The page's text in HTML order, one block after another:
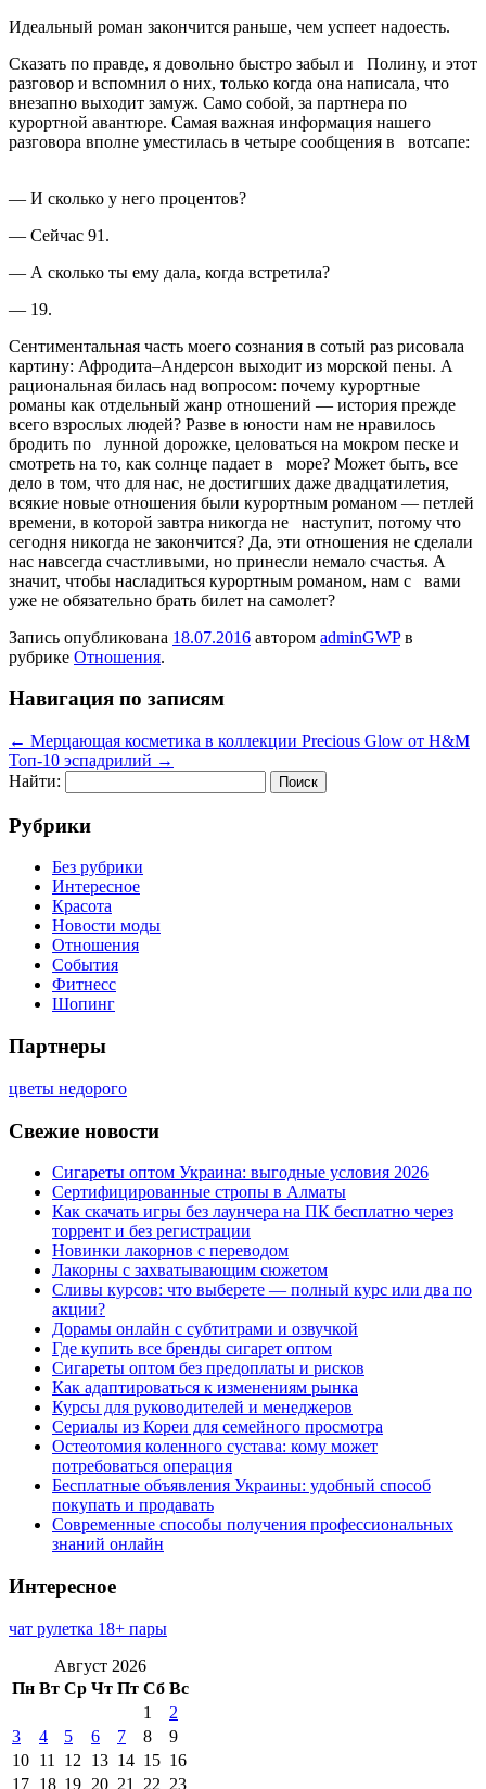
Идеальный роман закончится раньше, чем успеет надоесть.
Сказать по правде, я довольно быстро забыл и Полину, и этот
разговор и вспомнил о них, только когда она написала, что
внезапно выходит замуж. Само собой, за партнера по
курортной авантюре. Самая важная информация нашего
разговора вполне уместилась в четыре сообщения в вотсапе:
— И сколько у него процентов?
— Сейчас 91.
— А сколько ты ему дала, когда встретила?
— 19.
Сентиментальная часть моего сознания в сотый раз рисовала
картину: Афродита–Андерсон выходит из морской пены. А
рациональная билась над вопросом: почему курортные
романы как отдельный жанр отношений — история прежде
всего взрослых людей? Разве в юности нам не нравилось
бродить по лунной дорожке, целоваться на мокром песке и
смотреть на то, как солнце падает в море? Может быть, все
дело в том, что для нас, не достигших даже двадцатилетия,
всякие новые отношения были курортным романом — петлей
времени, в которой завтра никогда не наступит, потому что
сегодня никогда не закончится? Да, эти отношения не сделали
нас навсегда счастливыми, но принесли немало счастья. А
значит, чтобы насладиться курортным романом, нам с вами
уже не обязательно брать билет на самолет?
Запись опубликована 18.07.2016 автором adminGWPв
рубрике Отношения.
Навигация по записям
← Мерцающая косметика в коллекции Precious Glow от H&M
Топ-10 эспадрилий →
Найти:
Рубрики
Без рубрики
Интересное
Красота
Новости моды
Отношения
События
Фитнесс
Шопинг
Партнеры
цветы недорого
Свежие новости
Сигареты оптом Украина: выгодные условия 2026
Сертифицированные стропы в Алматы
Как скачать игры без лаунчера на ПК бесплатно через
торрент и без регистрации
Новинки лакорнов с переводом
Лакорны с захватывающим сюжетом
Сливы курсов: что выберете — полный курс или два по
акции?
Дорамы онлайн с субтитрами и озвучкой
Где купить все бренды сигарет оптом
Сигареты оптом без предоплаты и рисков
Как адаптироваться к изменениям рынка
Курсы для руководителей и менеджеров
Сериалы из Кореи для семейного просмотра
Остеотомия коленного сустава: кому может
потребоваться операция
Бесплатные объявления Украины: удобный способ
покупать и продавать
Современные способы получения профессиональных
знаний онлайн
Интересное
чат рулетка 18+ пары
Август 2026
Пн Вт Ср Чт Пт Сб Вс
1
2
3
4 5 6 7 8
9
10 11 12 13 14 15 16
17 18 19 20 21 22 23